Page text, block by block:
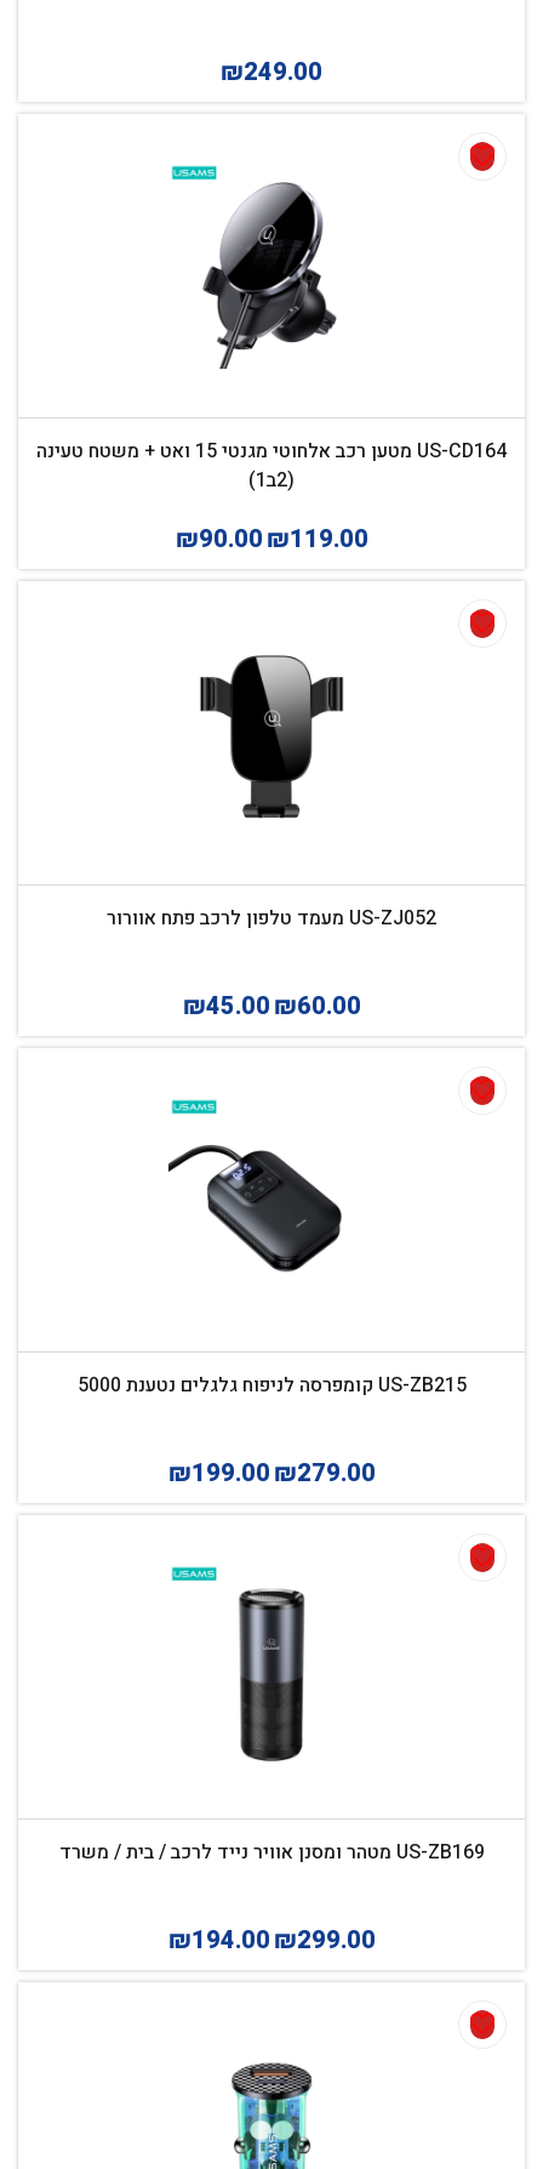
₪249.00
US-CD164 מטען רכב אלחוטי מגנטי 15 ואט + משטח טעינה
(2ב1)
₪119.00
₪90.00
US-ZJ052 מעמד טלפון לרכב פתח אוורור
₪60.00
₪45.00
US-ZB215 קומפרסה לניפוח גלגלים נטענת 5000
₪279.00
₪199.00
US-ZB169 מטהר ומסנן אוויר נייד לרכב / בית / משרד
₪299.00
₪194.00